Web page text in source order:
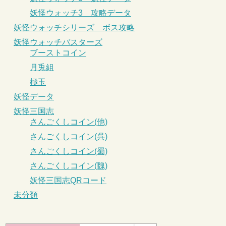
妖怪ウォッチ3 攻略データ
妖怪ウォッチシリーズ ボス攻略
妖怪ウォッチバスターズ
ブーストコイン
月兎組
極玉
妖怪データ
妖怪三国志
さんごくしコイン(他)
さんごくしコイン(呉)
さんごくしコイン(蜀)
さんごくしコイン(魏)
妖怪三国志QRコード
未分類